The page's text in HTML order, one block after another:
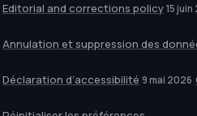
Editorial and corrections policy 15
Annulation et suppression des
Déclaration d’accessibilité 9 mai 2026